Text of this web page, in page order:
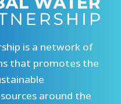
is a network of
that promotes the
around the